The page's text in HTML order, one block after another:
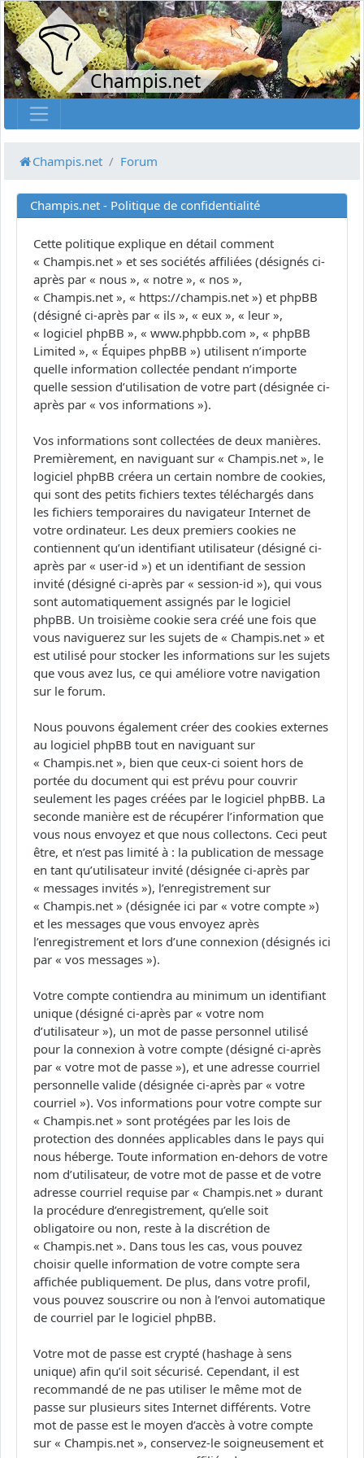
Champis.net
Champis.net Forum
Champis.net - Politique de confidentialité
Cette politique explique en détail comment
« Champis.net » et ses sociétés affiliées (désignés ci-
après par « nous », « notre », « nos »,
« Champis.net », « https://champis.net ») et phpBB
(désigné ci-après par « ils », « eux », « leur »,
« logiciel phpBB », « www.phpbb.com », « phpBB
Limited », « Équipes phpBB ») utilisent n’importe
quelle information collectée pendant n’importe
quelle session d’utilisation de votre part (désignée ci-
après par « vos informations »).
Vos informations sont collectées de deux manières.
Premièrement, en naviguant sur « Champis.net », le
logiciel phpBB créera un certain nombre de cookies,
qui sont des petits fichiers textes téléchargés dans
les fichiers temporaires du navigateur Internet de
votre ordinateur. Les deux premiers cookies ne
contiennent qu’un identifiant utilisateur (désigné ci-
après par « user-id ») et un identifiant de session
invité (désigné ci-après par « session-id »), qui vous
sont automatiquement assignés par le logiciel
phpBB. Un troisième cookie sera créé une fois que
vous naviguerez sur les sujets de « Champis.net » et
est utilisé pour stocker les informations sur les sujets
que vous avez lus, ce qui améliore votre navigation
sur le forum.
Nous pouvons également créer des cookies externes
au logiciel phpBB tout en naviguant sur
« Champis.net », bien que ceux-ci soient hors de
portée du document qui est prévu pour couvrir
seulement les pages créées par le logiciel phpBB. La
seconde manière est de récupérer l’information que
vous nous envoyez et que nous collectons. Ceci peut
être, et n’est pas limité à : la publication de message
en tant qu’utilisateur invité (désignée ci-après par
« messages invités »), l’enregistrement sur
« Champis.net » (désignée ici par « votre compte »)
et les messages que vous envoyez après
l’enregistrement et lors d’une connexion (désignés ici
par « vos messages »).
Votre compte contiendra au minimum un identifiant
unique (désigné ci-après par « votre nom
d’utilisateur »), un mot de passe personnel utilisé
pour la connexion à votre compte (désigné ci-après
par « votre mot de passe »), et une adresse courriel
personnelle valide (désignée ci-après par « votre
courriel »). Vos informations pour votre compte sur
« Champis.net » sont protégées par les lois de
protection des données applicables dans le pays qui
nous héberge. Toute information en-dehors de votre
nom d’utilisateur, de votre mot de passe et de votre
adresse courriel requise par « Champis.net » durant
la procédure d’enregistrement, qu’elle soit
obligatoire ou non, reste à la discrétion de
« Champis.net ». Dans tous les cas, vous pouvez
choisir quelle information de votre compte sera
affichée publiquement. De plus, dans votre profil,
vous pouvez souscrire ou non à l’envoi automatique
de courriel par le logiciel phpBB.
Votre mot de passe est crypté (hashage à sens
unique) afin qu’il soit sécurisé. Cependant, il est
recommandé de ne pas utiliser le même mot de
passe sur plusieurs sites Internet différents. Votre
mot de passe est le moyen d’accès à votre compte
sur « Champis.net », conservez-le soigneusement et